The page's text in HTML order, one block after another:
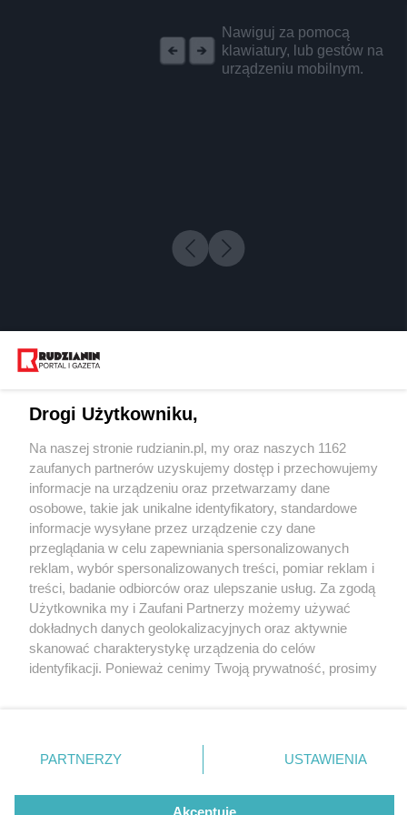
Nawiguj za pomocą
klawiatury, lub gestów na
urządzeniu mobilnym.
4 / 0
Wydawca mediów
Nie zapomnij
zapoznać się z:
polityką prywatności regulamin korzystania z portali
Twojemiasto
Piekary Śląskie
Chorzów
Tarnowskie Góry
Gliwice
Skontakuj sięz nami
Kontakt
Wydawca
Redakcja
Drogi Użytkowniku,
Na naszej stronie rudzianin.pl, my oraz naszych 1162
zaufanych partnerów uzyskujemy dostęp i przechowujemy
informacje na urządzeniu oraz przetwarzamy dane
osobowe, takie jak unikalne identyfikatory, standardowe
informacje wysyłane przez urządzenie czy dane
przeglądania w celu zapewniania spersonalizowanych
reklam, wybór spersonalizowanych treści, pomiar reklam i
treści, badanie odbiorców oraz ulepszanie usług. Za zgodą
Użytkownika my i Zaufani Partnerzy możemy używać
dokładnych danych geolokalizacyjnych oraz aktywnie
skanować charakterystykę urządzenia do celów
identyfikacji. Ponieważ cenimy Twoją prywatność, prosimy
prywatności znajdujący się w lewym dolnym rogu strony
. Niektóre rodzaje przetwarzania danych nie wymagają
zgody użytkownika, ale masz prawo sprzeciwić się
takiemu przetwarzaniu. Preferencje będą miały
PARTNERZY USTAWIENIA
Akceptuję